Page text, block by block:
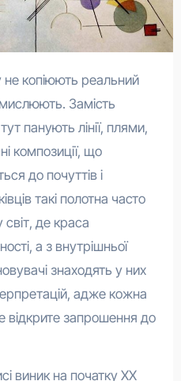
Замість
панують лінії, плями,
композиції, що
до почуттів і
такі полотна часто
де краса
а з внутрішньої
знаходять у них
адже кожна
відкрите запрошення до
виник на початку XX